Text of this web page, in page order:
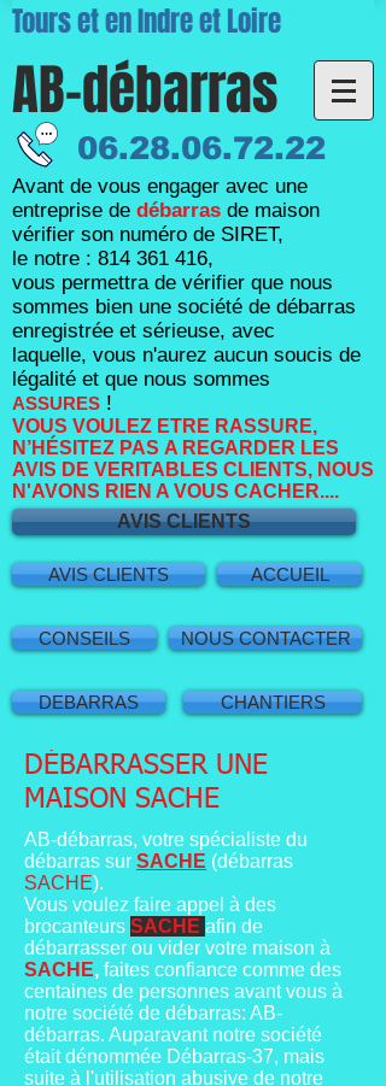
Tours et en Indre et Loire
AB-débarras
06.28.06.72.22
Avant de vous engager avec une
entreprise de débarras de maison
vérifier son numéro de SIRET,
le notre : 814 361 416,
vous permettra de vérifier que nous
sommes bien une société de débarras
enregistrée et sérieuse, avec
laquelle, vous n'aurez aucun soucis de
légalité et que nous sommes
ASSURES !
VOUS VOULEZ ETRE RASSURE,
N’HÉSITEZ PAS A REGARDER LES
AVIS DE VERITABLES CLIENTS, NOUS
N'AVONS RIEN A VOUS CACHER....
AVIS CLIENTS
AVIS CLIENTS ACCUEIL
CONSEILS
DEBARRAS
NOUS CONTACTER
CHANTIERS
DÉBARRASSER UNE
MAISON SACHE
AB-débarras, votre spécialiste du
débarras sur SACHE (débarras
SACHE).
Vous voulez faire appel à des
brocanteurs SACHE afin de
débarrasser ou vider votre maison à
SACHE, faites confiance comme des
centaines de personnes avant vous à
notre société de débarras: AB-
débarras. Auparavant notre société
était dénommée Débarras-37, mais
suite à l'utilisation abusive de notre